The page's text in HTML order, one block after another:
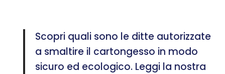
Scopri quali sono le ditte autorizzate
a smaltire il cartongesso in modo
sicuro ed ecologico. Leggi la nostra